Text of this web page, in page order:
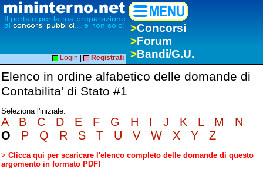
>Concorsi
>Forum
>Bandi/G.U.
Login Registrati
Elenco in ordine alfabetico delle domande di
Contabilita' di Stato #1
Seleziona l'iniziale:
A B C D E F G H I J K L M
N
O
P Q R S T U V W X Y Z
> Clicca qui per scaricare l'elenco completo delle domande di questo
argomento in formato PDF!